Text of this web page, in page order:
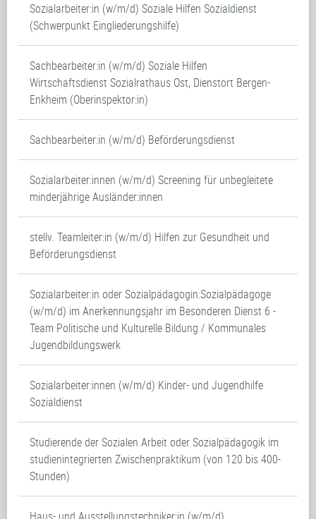
Sozialarbeiter:in (w/m/d) Soziale Hilfen Sozialdienst
(Schwerpunkt Eingliederungshilfe)
Sachbearbeiter:in (w/m/d) Soziale Hilfen
Wirtschaftsdienst Sozialrathaus Ost, Dienstort Bergen-
Enkheim (Oberinspektor:in)
Sachbearbeiter:in (w/m/d) Beförderungsdienst
Sozialarbeiter:innen (w/m/d) Screening für unbegleitete
minderjährige Ausländer:innen
stellv. Teamleiter:in (w/m/d) Hilfen zur Gesundheit und
Beförderungsdienst
Sozialarbeiter:in oder Sozialpädagogin:Sozialpädagoge
(w/m/d) im Anerkennungsjahr im Besonderen Dienst 6 -
Team Politische und Kulturelle Bildung / Kommunales
Jugendbildungswerk
Sozialarbeiter:innen (w/m/d) Kinder- und Jugendhilfe
Sozialdienst
Studierende der Sozialen Arbeit oder Sozialpädagogik im
studienintegrierten Zwischenpraktikum (von 120 bis 400-
Stunden)